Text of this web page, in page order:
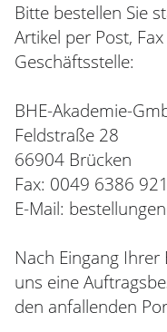
Bitte bestellen Sie
Artikel per Post,
Geschäftsstelle:
BHE-Akademie-
Feldstraße 28
66904 Brücken
Fax: 0049 6386
E-Mail:
Nach Eingang
uns eine
den anfallenden